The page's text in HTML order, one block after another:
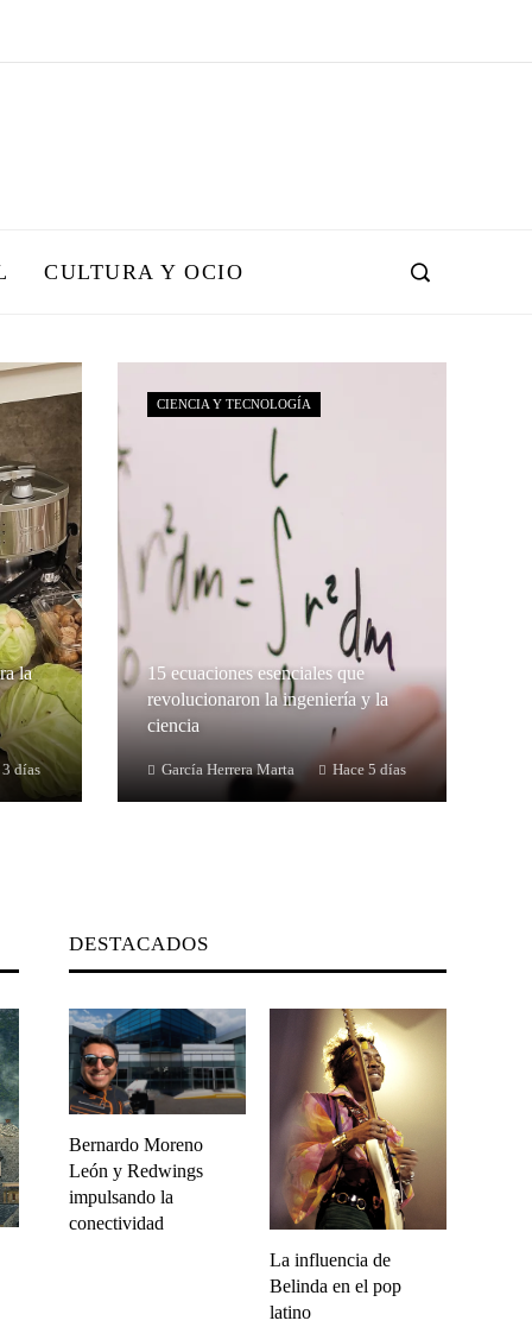
CULTURA Y OCIO
la
3 días
CIENCIA Y TECNOLOGÍA
15 ecuaciones esenciales que
revolucionaron la ingeniería y la
ciencia
García Herrera Marta Hace 5 días
DESTACADOS
Bernardo Moreno
León y Redwings
impulsando la
conectividad
La influencia de
Belinda en el pop
latino